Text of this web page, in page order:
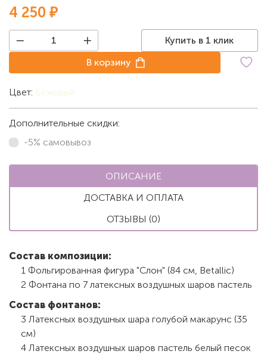
4 250 ₽
Купить в 1 клик
В корзину
Цвет: Бежевый
Дополнительные скидки:
-5% самовывоз
ОПИСАНИЕ
ДОСТАВКА И ОПЛАТА
ОТЗЫВЫ (0)
Состав композиции:
1 Фольгированная фигура "Слон" (84 см, Вetallic)
2 Фонтана по 7 латексных воздушных шаров пастель
Состав фонтанов:
3 Латексных воздушных шара голубой макарунс (35
см)
4 Латексных воздушных шаров пастель белый песок